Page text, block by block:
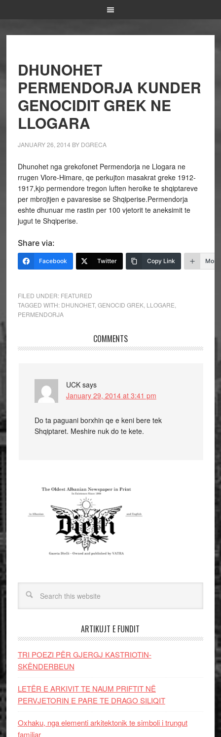
DHUNOHET
PERMENDORJA KUNDER
GENOCIDIT GREK NE
LLOGARA
JANUARY 26, 2014 BY DGRECA
Dhunohet nga grekofonet Permendorja ne Llogara ne
rrugen Vlore-Himare, qe perkujton masakrat greke 1912-
1917,kjo permendore tregon luften heroike te shqiptareve
per mbrojtjen e pavaresise se Shqiperise.Permendorja
eshte dhunuar me rastin per 100 vjetorit te aneksimit te
jugut te Shqiperise.
Share via:
Facebook Twitter Copy Link More
FILED UNDER: FEATURED
TAGGED WITH: DHUNOHET, GENOCID GREK, LLOGARE
PERMENDORJA
COMMENTS
UCK says
January 29, 2014 at 3:41 pm
Do ta paguani borxhin qe e keni bere tek
Shqiptaret. Meshire nuk do te kete.
ARTIKUJT E FUNDIT
TRI POEZI PËR GJERGJ KASTRIOTIN-
SKËNDERBEUN
LETËR E ARKIVIT TE NAUM PRIFTIT NË
PERVJETORIN E PARE TE DRAGO SILIQIT
Oxhaku, nga elementi arkitektonik te simboli i trungut
familjar